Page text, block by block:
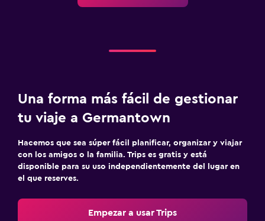
Una forma más fácil de gestionar
tu viaje a Germantown
Hacemos que sea súper fácil planificar, organizar y viajar
con los amigos o la familia. Trips es gratis y está
disponible para su uso independientemente del lugar en
el que reserves.
Empezar a usar Trips